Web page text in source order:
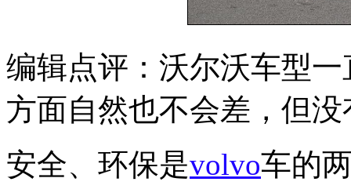
编辑点评：沃尔沃车型
方面自然也不会差，但
安全、环保是volvo车的